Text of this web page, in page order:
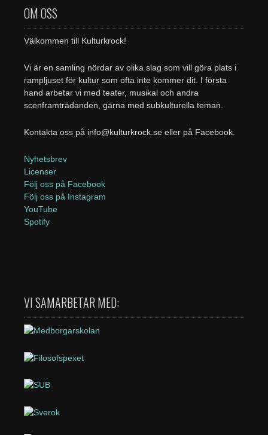
OM OSS
Välkommen till Kulturkrock!
Vi är en samling nördar av olika slag som vill göra plats i
rampljuset för kultur som ofta inte kommer dit. I första
hand arbetar vi med teater, musikal och andra
scenframträdanden, gärna med subkulturella teman.
Kontakta oss på info@kulturkrock.se eller på Facebook.
Nyhetsbrev
Licenser
Följ oss på Facebook
Följ oss på Instagram
YouTube
Spotify
VI SAMARBETAR MED: